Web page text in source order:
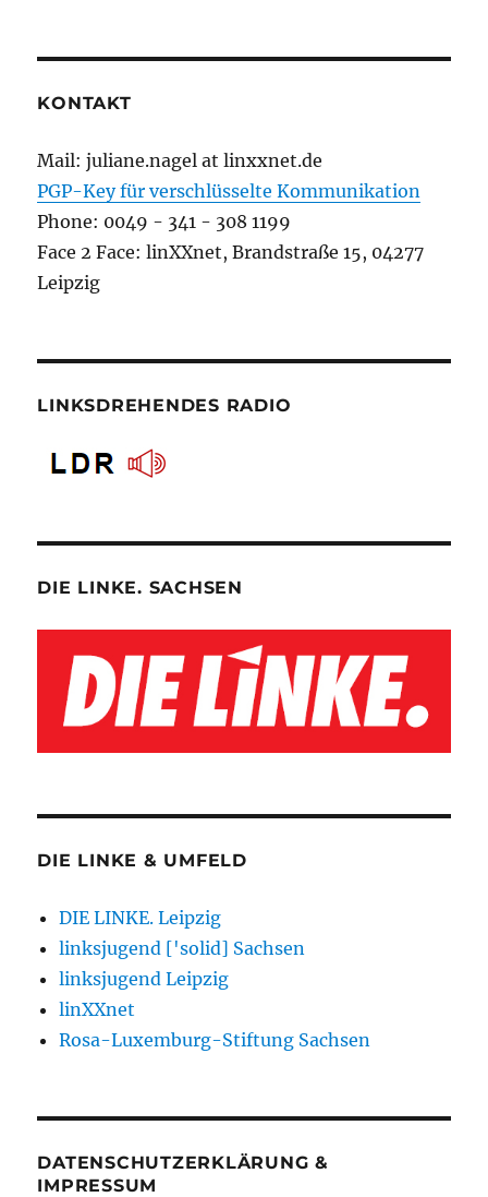
KONTAKT
Mail: juliane.nagel at linxxnet.de
PGP-Key für verschlüsselte Kommunikation
Phone: 0049 - 341 - 308 1199
Face 2 Face: linXXnet, Brandstraße 15, 04277
Leipzig
LINKSDREHENDES RADIO
DIE LINKE. SACHSEN
DIE LINKE & UMFELD
DIE LINKE. Leipzig
linksjugend ['solid] Sachsen
linksjugend Leipzig
linXXnet
Rosa-Luxemburg-Stiftung Sachsen
DATENSCHUTZERKLÄRUNG &
IMPRESSUM